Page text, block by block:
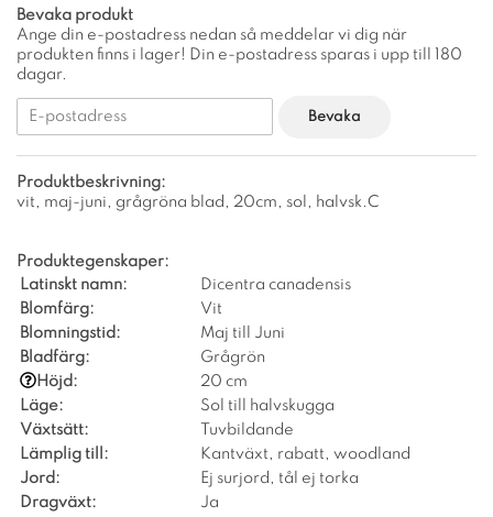
Bevaka produkt
Ange din e-postadress nedan så meddelar vi dig när
produkten finns i lager! Din e-postadress sparas i upp till 180
dagar.
Bevaka
Produktbeskrivning:
vit, maj-juni, grågröna blad, 20cm, sol, halvsk.C
Produktegenskaper:
Latinskt namn:
Dicentra canadensis
Blomfärg:
Vit
Blomningstid:
Maj till Juni
Bladfärg:
Grågrön
Höjd:
20 cm
Läge:
Sol till halvskugga
Växtsätt:
Tuvbildande
Lämplig till:
Kantväxt, rabatt, woodland
Jord:
Ej surjord, tål ej torka
Dragväxt:
Ja